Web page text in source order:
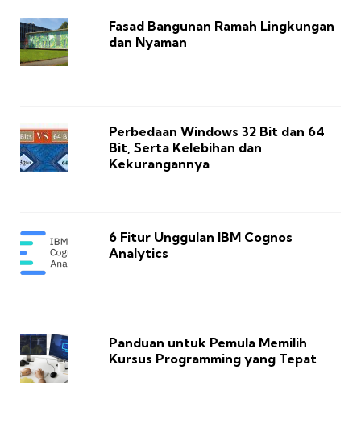
Fasad Bangunan Ramah Lingkungan
dan Nyaman
Perbedaan Windows 32 Bit dan 64
Bit, Serta Kelebihan dan
Kekurangannya
6 Fitur Unggulan IBM Cognos
Analytics
Panduan untuk Pemula Memilih
Kursus Programming yang Tepat